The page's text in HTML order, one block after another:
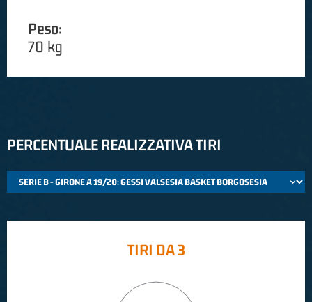
Peso:
70 kg
PERCENTUALE REALIZZATIVA TIRI
TIRI DA 3